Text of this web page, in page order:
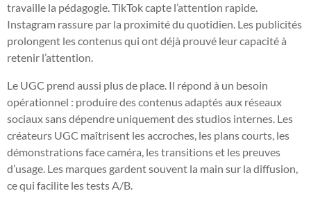
travaille la pédagogie. TikTok capte l’attention rapide.
Instagram rassure par la proximité du quotidien. Les publicités
prolongent les contenus qui ont déjà prouvé leur capacité à
retenir l’attention.
Le UGC prend aussi plus de place. Il répond à un besoin
opérationnel : produire des contenus adaptés aux réseaux
sociaux sans dépendre uniquement des studios internes. Les
créateurs UGC maîtrisent les accroches, les plans courts, les
démonstrations face caméra, les transitions et les preuves
d’usage. Les marques gardent souvent la main sur la diffusion,
ce qui facilite les tests A/B.